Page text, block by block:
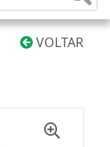
VOLTAR